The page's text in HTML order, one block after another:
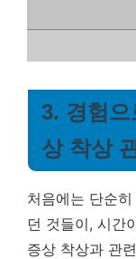
3. 경험
상 착상
처음에는 단순
던 것들이, 시간
증상 착상과 관